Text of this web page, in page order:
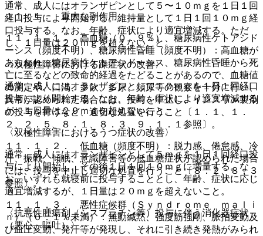
１１．１． 重大な副作用
１１．１．１． 高血糖（０．９％）、糖尿病性ケトアシド
ーシス（頻度不明）、糖尿病性昏睡（頻度不明）：高血糖が
あらわれ、糖尿病性ケトアシドーシス、糖尿病性昏睡から死
亡に至るなどの致命的経過をたどることがあるので、血糖値
の測定や、口渇、多飲、多尿、頻尿等の観察を十分に行い、
異常が認められた場合には、投与を中止し、インスリン製剤
の投与を行うなど、適切な処置を行うこと〔１．１、１．
２、２．５、８．１、８．３、９．１．１参照〕。
１１．１．２． 低血糖（頻度不明）：脱力感、倦怠感、冷
汗、振戦、傾眠、意識障害等の低血糖症状が認められた場合
には、投与を中止し適切な処置を行うこと〔８．２、８．３
参照〕。
１１．１．３． 悪性症候群（Ｓｙｎｄｒｏｍｅ ｍａｌｉ
ｎ）（０．１％未満）：無動緘黙、強度筋強剛、脈拍変動及
び血圧変動、発汗等が発現し、それに引き続き発熱がみられ
通常、成人にはオランザピンとして５〜１０ｍｇを１日１回
経口投与により開始する。維持量として１日１回１０ｍｇ経
口投与する。なお、年齢、症状により適宜増減する。ただ
し、１日量は２０ｍｇを超えないこと。
〈双極性障害における躁症状の改善〉
通常、成人にはオランザピンとして１０ｍｇを１日１回経口
投与により開始する。なお、年齢、症状により適宜増減する
が、１日量は２０ｍｇを超えないこと。
〈双極性障害におけるうつ症状の改善〉
通常、成人にはオランザピンとして５ｍｇを１日１回経口投
与により開始し、その後１日１回１０ｍｇに増量する。な
お、いずれも就寝前に投与することとし、年齢、症状に応じ
適宜増減するが、１日量は２０ｍｇを超えないこと。
〈抗悪性腫瘍剤（シスプラチン等）投与に伴う消化器症状
（悪心、嘔吐）〉